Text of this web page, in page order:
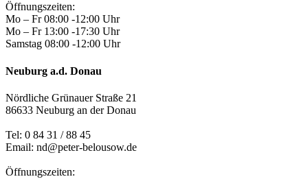
Öffnungszeiten:
Mo – Fr 08:00 -12:00 Uhr
Mo – Fr 13:00 -17:30 Uhr
Samstag 08:00 -12:00 Uhr
Neuburg a.d. Donau
Nördliche Grünauer Straße 21
86633 Neuburg an der Donau
Tel: 0 84 31 / 88 45
Email: nd@peter-belousow.de
Öffnungszeiten: